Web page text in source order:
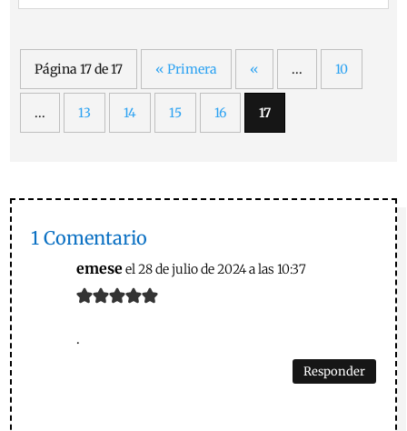
Página 17 de 17 « Primera « ... 10
... 13 14 15 16 17
1 Comentario
emeseel 28 de julio de 2024 a las 10:37
.
Responder